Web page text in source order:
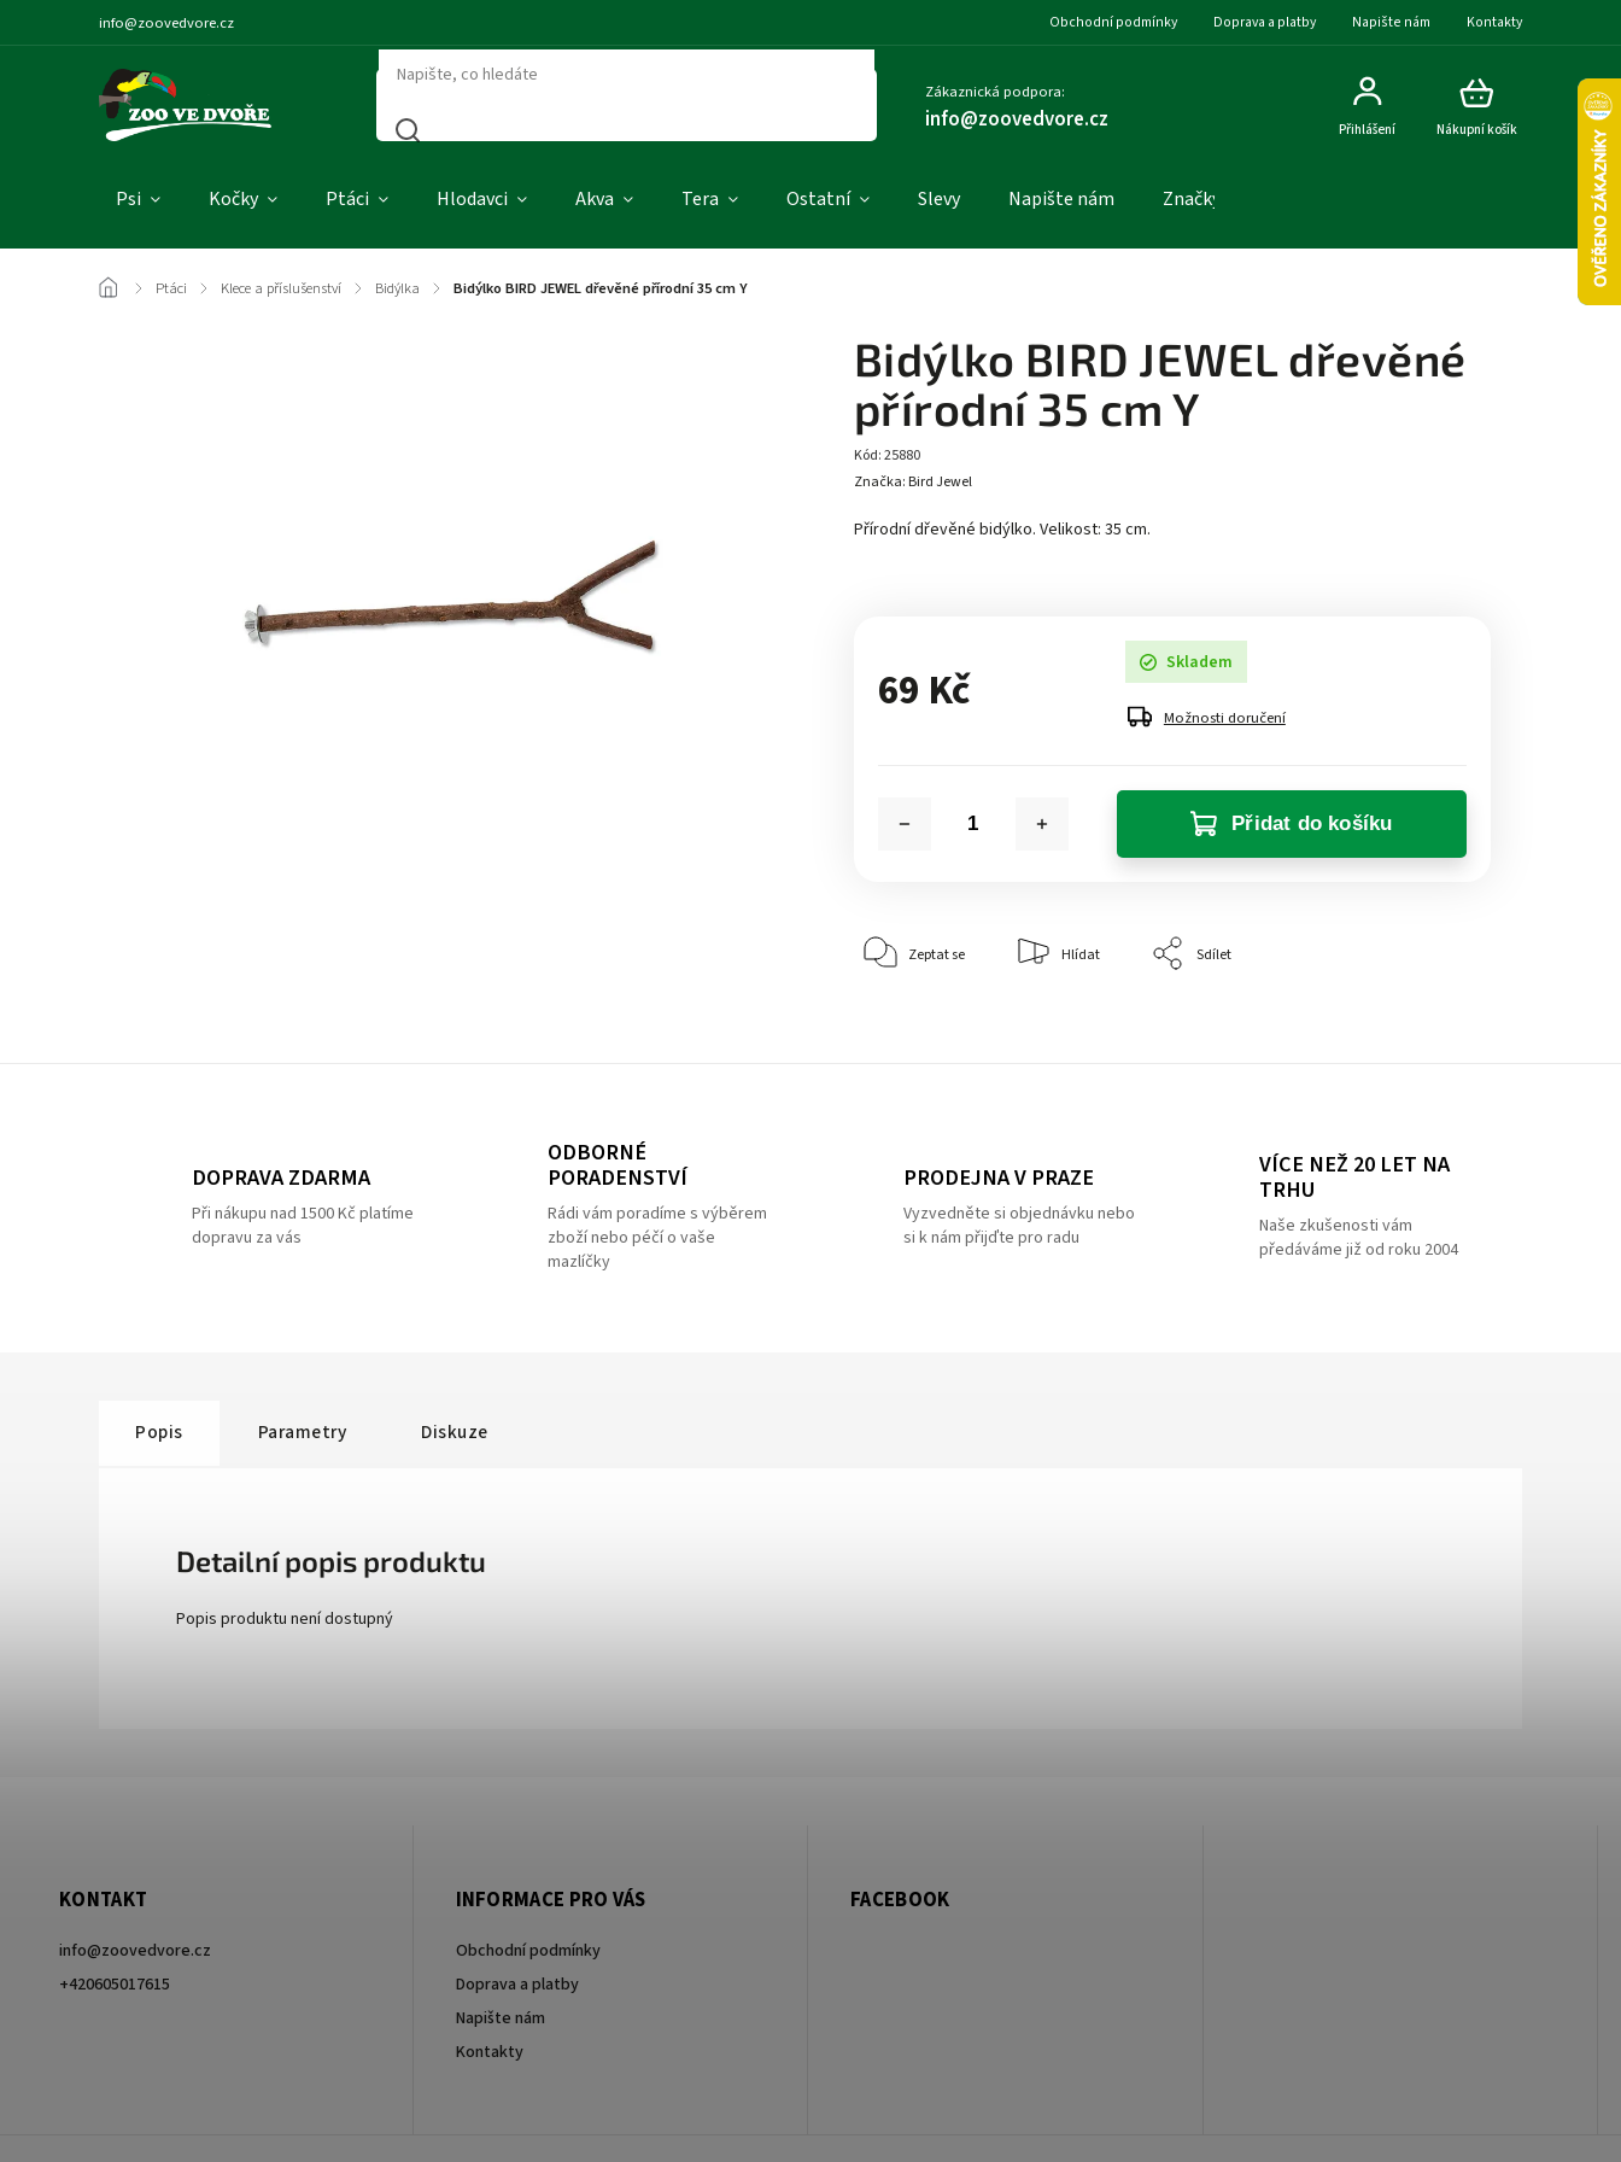
info@zoovedvore.cz Obchodní podmínky Doprava a platby Napište nám Kontakty
Zákaznická podpora:
info@zoovedvore.cz Nákupní košík
Přihlášení
Psi Kočky Ptáci Hlodavci Akva Tera Ostatní Slevy Napište nám Značky
/ Ptáci / Klece a příslušenství / Bidýlka / Bidýlko BIRD JEWEL dřevěné přírodní 35 cm Y
Bidýlko BIRD JEWEL dřevěné
přírodní 35 cm Y
Kód:25880
Přírodní dřevěné bidýlko. Velikost: 35 cm.
Značka: Bird Jewel
69 Kč
Skladem
Možnosti doručení
Přidat do košíku
Zeptat se Hlídat Sdílet
DOPRAVA ZDARMA
Při nákupu nad 1500 Kč platíme
dopravu za vás
ODBORNÉ
PORADENSTVÍ
Rádi vám poradíme s výběrem
zboží nebo péčí o vaše
mazlíčky
PRODEJNA V PRAZE
Vyzvedněte si objednávku nebo
si k nám přijďte pro radu
VÍCE NEŽ 20 LET NA
TRHU
Naše zkušenosti vám
předáváme již od roku 2004
Popis Parametry Diskuze
Detailní popis produktu
Popis produktu není dostupný
KONTAKT
info@zoovedvore.cz
+420605017615
INFORMACE PRO VÁS
Obchodní podmínky
Doprava a platby
Napište nám
Kontakty
FACEBOOK